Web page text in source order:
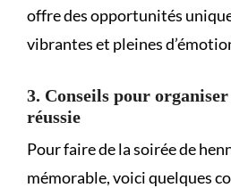
offre des opportunités
vibrantes et pleines
3. Conseils pour
réussie
Pour faire de la soirée de
mémorable, voici quelques